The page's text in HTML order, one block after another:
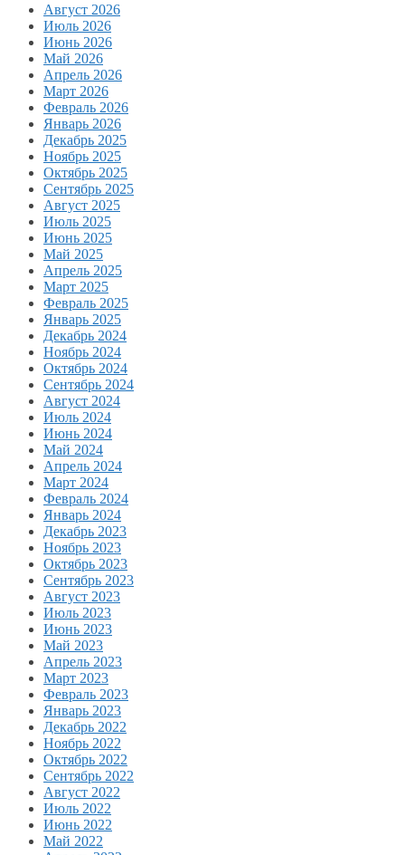
Август 2026
Июль 2026
Июнь 2026
Май 2026
Апрель 2026
Март 2026
Февраль 2026
Январь 2026
Декабрь 2025
Ноябрь 2025
Октябрь 2025
Сентябрь 2025
Август 2025
Июль 2025
Июнь 2025
Май 2025
Апрель 2025
Март 2025
Февраль 2025
Январь 2025
Декабрь 2024
Ноябрь 2024
Октябрь 2024
Сентябрь 2024
Август 2024
Июль 2024
Июнь 2024
Май 2024
Апрель 2024
Март 2024
Февраль 2024
Январь 2024
Декабрь 2023
Ноябрь 2023
Октябрь 2023
Сентябрь 2023
Август 2023
Июль 2023
Июнь 2023
Май 2023
Апрель 2023
Март 2023
Февраль 2023
Январь 2023
Декабрь 2022
Ноябрь 2022
Октябрь 2022
Сентябрь 2022
Август 2022
Июль 2022
Июнь 2022
Май 2022